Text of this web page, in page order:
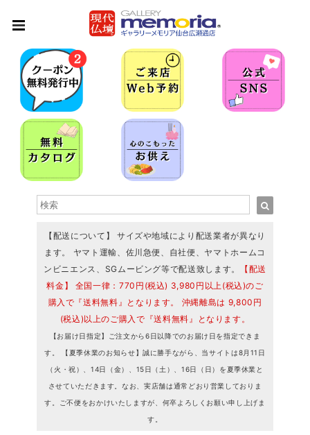
【配送について】 サイズや地域により配送業者が異なり
ます。 ヤマト運輸、佐川急便、自社便、ヤマトホームコ
ンビニエンス、SGムービング等で配送致します。
【配送
料金】 全国一律：770円(税込) 3,980円以上(税込)のご
購入で『送料無料』となります。 沖縄離島は 9,800円
(税込)以上のご購入で『送料無料』となります。
【お届け日指定】ご注文から6日以降でのお届け日を指定できま
す。 【夏季休業のお知らせ】誠に勝手ながら、当サイトは8月11日
（火・祝）、14日（金）、15日（土）、16日（日）を夏季休業と
させていただきます。なお、実店舗は通常どおり営業しておりま
す。ご不便をおかけいたしますが、何卒よろしくお願い申し上げま
す。